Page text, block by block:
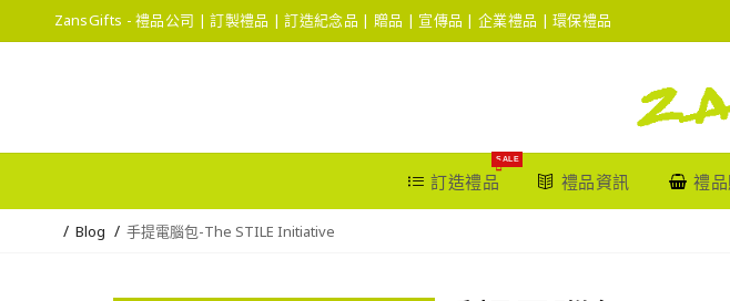
ZansGifts - 禮品公司 | 訂製禮品 | 訂造紀念品 | 贈品 | 宣傳品 | 企業禮品 | 環保禮品
訂造禮品
SALE
禮品資訊 禮
Blog 手提電腦包-The STILE Initiative